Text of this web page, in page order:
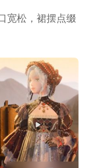
宽松，裙摆点缀